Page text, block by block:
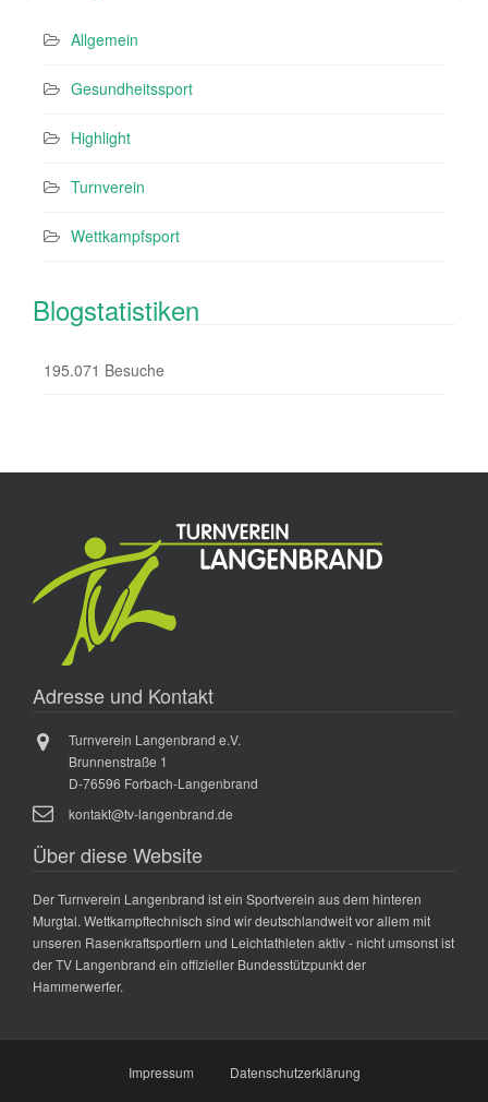
Allgemein
Gesundheitssport
Highlight
Turnverein
Wettkampfsport
Blogstatistiken
195.071 Besuche
Adresse und Kontakt
Turnverein Langenbrand e.V.
Brunnenstraße 1
D-76596 Forbach-Langenbrand
kontakt@tv-langenbrand.de
Über diese Website
Der Turnverein Langenbrand ist ein Sportverein aus dem hinteren
Murgtal. Wettkampftechnisch sind wir deutschlandweit vor allem mit
unseren Rasenkraftsportlern und Leichtathleten aktiv - nicht umsonst ist
der TV Langenbrand ein offizieller Bundesstützpunkt der
Hammerwerfer.
Impressum Datenschutzerklärung